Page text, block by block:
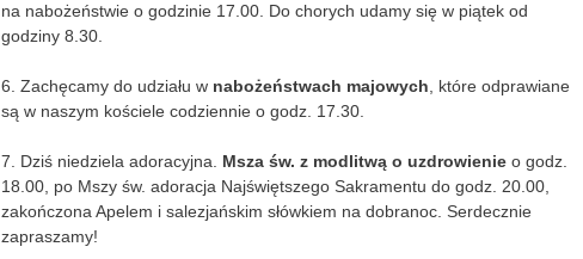
na nabożeństwie o godzinie 17.00. Do chorych udamy się w piątek od
godziny 8.30.
6. Zachęcamy do udziału w nabożeństwach majowych, które odprawiane
są w naszym kościele codziennie o godz. 17.30.
7. Dziś niedziela adoracyjna. Msza św. z modlitwą o uzdrowienie o godz.
18.00, po Mszy św. adoracja Najświętszego Sakramentu do godz. 20.00,
zakończona Apelem i salezjańskim słówkiem na dobranoc. Serdecznie
zapraszamy!